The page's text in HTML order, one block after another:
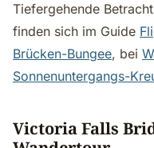
Tiefergehende
finden sich im Guide
Brücken-Bungee, bei
Sonnenuntergangs-
Victoria Falls